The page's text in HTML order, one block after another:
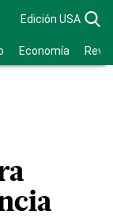
Edición USA
Economía